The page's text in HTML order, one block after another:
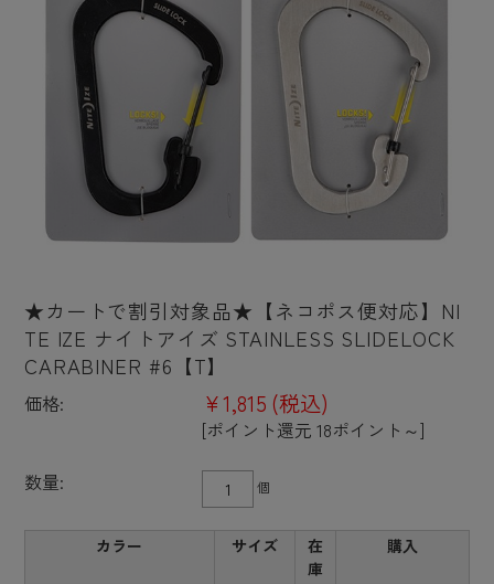
★カートで割引対象品★【ネコポス便対応】NI
TE IZE ナイトアイズ STAINLESS SLIDELOCK
CARABINER #6【T】
価格: ¥1,815 (税込)
[ポイント還元 18ポイント～]
数量:
個
カラー サイズ
在
庫
購入